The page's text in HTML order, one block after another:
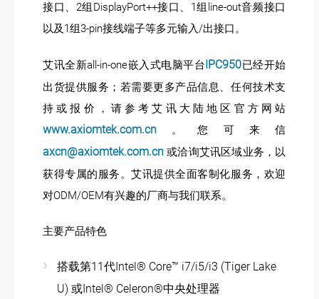
接口、2组DisplayPort++接口、1组line-out音频接口
以及1组3-pin接线端子等多元输入/出接口。
艾讯全新all-in-one嵌入式电脑平台IPC950已经开始
出货提供服务；若需要更多产品信息、任何技术支
持或报价，请参考艾讯大陆地区官方网站
www.axiomtek.com.cn 。您可来信
axcn@axiomtek.com.cn 或洽询艾讯区域业务，以
获得专属的服务。艾讯提供全面客制化服务，欢迎
对ODM/OEM有兴趣的厂商与我们联系。
主要产品特色
搭载第11代Intel® Core™ i7/i5/i3 (Tiger Lake
U) 或Intel® Celeron®中央处理器